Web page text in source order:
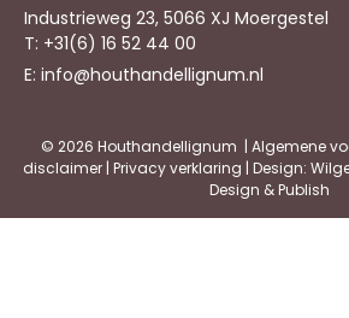
Industrieweg 23, 5066 XJ Moergestel
T: +31(6) 16 52 44 00
E: info@houthandellignum.nl
© 2026 Houthandellignum | Algemene
disclaimer| Privacy verklaring | Design:
Design & Publish